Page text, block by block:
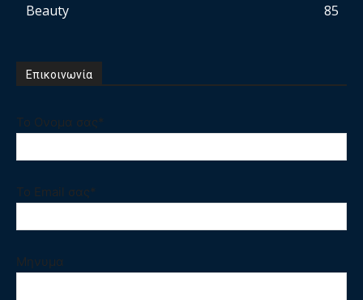
Beauty
85
Επικοινωνία
Το Ονομα σας*
Το Email σας*
Μηνυμα